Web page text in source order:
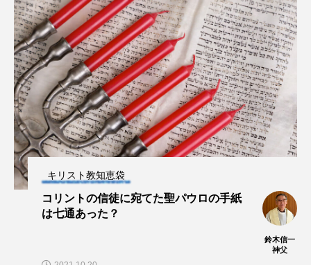
キリスト教知恵袋
コリントの信徒に宛てた聖パウロの手紙
は七通あった？
鈴木信一
神父